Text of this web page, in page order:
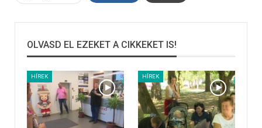
OLVASD EL EZEKET A CIKKEKET IS!
HÍREK HÍREK